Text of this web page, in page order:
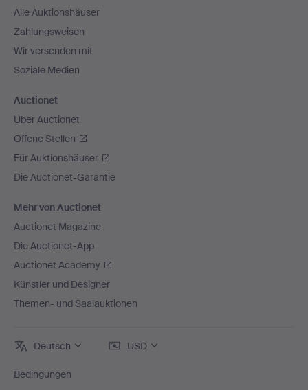
Alle Auktionshäuser
Zahlungsweisen
Wir versenden mit
Soziale Medien
Auctionet
Über Auctionet
Offene Stellen
Für Auktionshäuser
Die Auctionet-Garantie
Mehr von Auctionet
Auctionet Magazine
Die Auctionet-App
Auctionet Academy
Künstler und Designer
Themen- und Saalauktionen
Deutsch USD
Bedingungen